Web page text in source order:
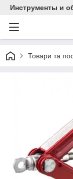
Инструменты и
Товари та